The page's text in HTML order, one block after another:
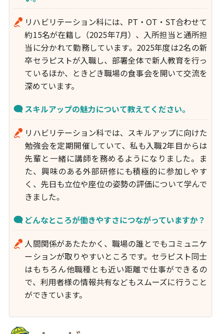
リハビリテーション科には、PT・OT・ST合わせて
約15名が在籍し（2025年7月）、入所担当と通所担
当に分かれて勤務しています。2025年度は2名の新
卒セラピストが入職し、部署全体で新人教育を行っ
ているほか、ときどき職場の食事会を開いて交流を
深めています。
スキルアップの魅力について教えてください。
リハビリテーション科では、スキルアップに向けた
勉強会を定期開催していて、私も入職2年目からは
先輩と一緒に講師を務めるようになりました。ま
た、興味のある外部研修にも積極的に参加しやす
く、先日も立位や座位の姿勢の評価について学んで
きました。
どんなところが働きやすさにつながっていますか？
人間関係があたたかく、職場の誰とでもコミュニケ
ーションが取りやすいところです。セラピスト同士
はもちろん他職種とも近い距離で仕事ができるの
で、利用者様の情報共有などもスムーズに行うこと
ができています。